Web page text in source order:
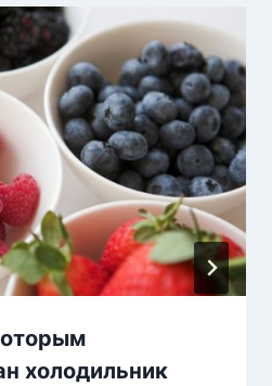
холодильник